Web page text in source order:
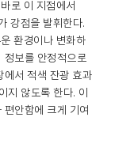
로 이 지점에서
강점을 발휘한다.
환경이나 변화하
정보를 안정적으로
서 적색 잔광 효과
지 않도록 한다. 이
안함에 크게 기여